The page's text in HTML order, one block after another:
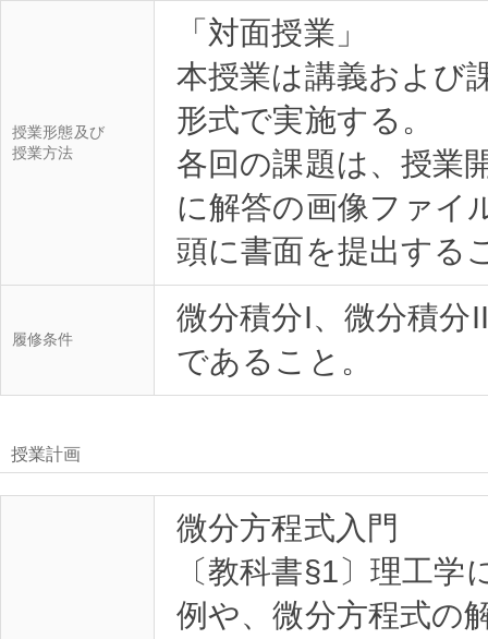
授業形態及び
授業方法
「対面授業」
本授業は講義および
形式で実施する。
各回の課題は、授業
に解答の画像ファイ
履修条件
微分積分I、微分積分
授業計画
微分方程式入門
〔教科書§1〕理工
例や、微分方程式の